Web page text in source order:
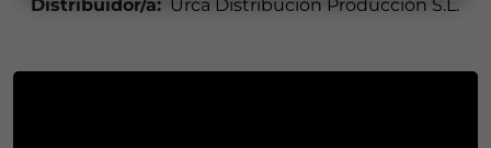
Distribuidor/a: Urca Distribución Producción S.L.